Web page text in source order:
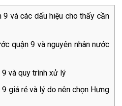
9 và các dấu hiệu cho thấy cần
quận 9 và nguyên nhân nước
và quy trình xử lý
giá rẻ và lý do nên chọn Hưng